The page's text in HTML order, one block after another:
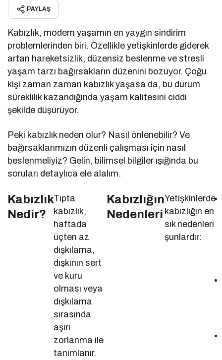
PAYLAŞ
Kabızlık, modern yaşamın en yaygın sindirim
problemlerinden biri. Özellikle yetişkinlerde giderek
artan hareketsizlik, düzensiz beslenme ve stresli
yaşam tarzı bağırsakların düzenini bozuyor. Çoğu
kişi zaman zaman kabızlık yaşasa da, bu durum
süreklilik kazandığında yaşam kalitesini ciddi
şekilde düşürüyor.
Peki kabızlık neden olur? Nasıl önlenebilir? Ve
bağırsaklarımızın düzenli çalışması için nasıl
beslenmeliyiz? Gelin, bilimsel bilgiler ışığında bu
soruları detaylıca ele alalım.
Kabızlık
Nedir?
Tıpta
kabızlık,
haftada
üçten az
dışkılama,
dışkının sert
ve kuru
olması veya
dışkılama
sırasında
aşırı
zorlanma ile
tanımlanır.
Kabızlığın
Nedenleri
Yetişkinlerde
kabızlığın en
sık nedenleri
şunlardır: